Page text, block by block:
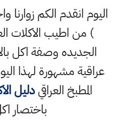
اليوم انقدم الكم زوارنا
) من اطيب الاكلات
الجديده وصفة اكل
عراقية مشهورة لهذا
المطبخ العراقيدليل
باختصار